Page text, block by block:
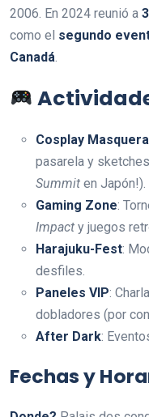
2006. En 2024 reunió a
como el segundo
Canadá.
Cosplay
pasarela y
Summit en Japón!).
Gaming Zone:
Impact y juegos
Harajuku-Fest:
desfiles.
Paneles VIP:
dobladores (por
After Dark:
Fechas y